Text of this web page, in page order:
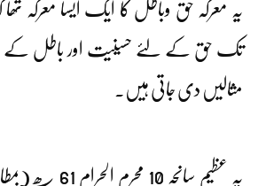
یہ معرکہ حق وباطل کا ایک ایسا معرکہ
تک حق کے لئے حسینیت اور باطل کے
مثالیں دی جاتی ہیں۔